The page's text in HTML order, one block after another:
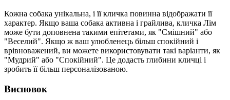
Кожна собака унікальна, і її кличка повинна відображати її
характер. Якщо ваша собака активна і грайлива, кличка Лім
може бути доповнена такими епітетами, як "Смішний" або
"Веселий". Якщо ж ваш улюбленець більш спокійний і
врівноважений, ви можете використовувати такі варіанти, як
"Мудрий" або "Спокійний". Це додасть глибини кличці і
зробить її більш персоналізованою.
Висновок